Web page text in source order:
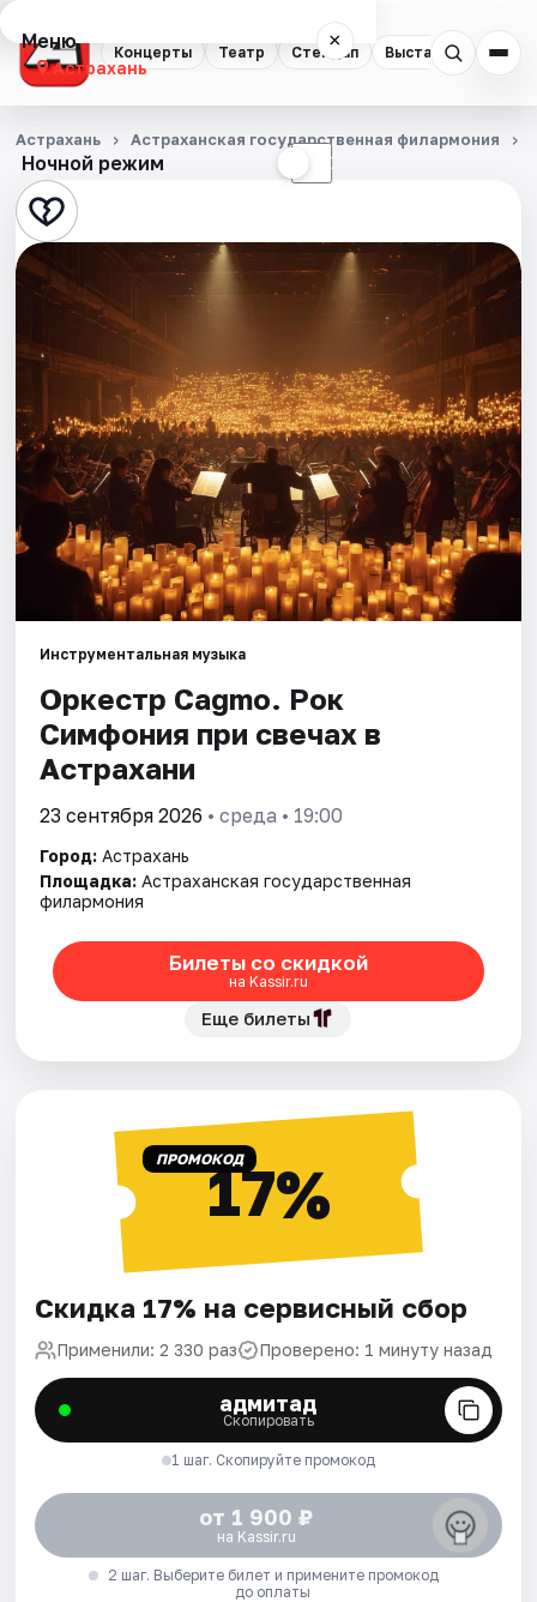
Концерты Театр Стендап Выставки
Меню ×
Астрахань
Концерты
Театр
Стендап
Выставки
Квесты
Экскурсии
Спорт
События
Города
Площадки
Артисты
Рейтинги
Ночной режим ☾
Астрахань Астраханская государственная филармония
Инструментальная музыка
Оркестр Cagmo. Рок
Симфония при свечах в
Астрахани
23 сентября 2026 • среда • 19:00
Город: Астрахань
Площадка: Астраханская государственная
филармония
Билеты со скидкой
на Kassir.ru
Еще билеты
ПРОМОКОД17%
Скидка 17% на сервисный сбор
Применили: 2 330 раз Проверено: 1 минуту назад
адмитад
Скопировать
1 шаг. Скопируйте промокод
от 1 900 ₽
на Kassir.ru
2 шаг. Выберите билет и примените промокод
до оплаты